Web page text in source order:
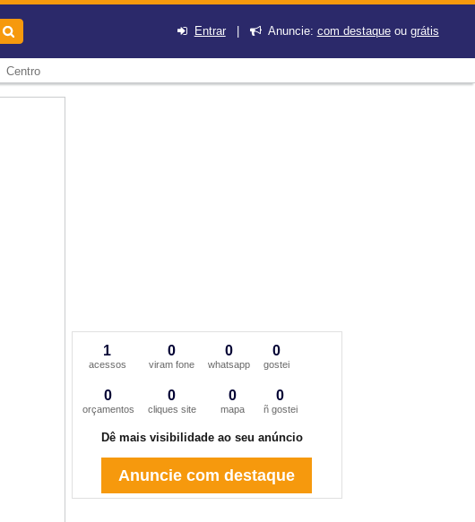
Entrar| Anuncie: com destaqueou grátis
Centro
1
acessos
0
viram fone
0
whatsapp
0
gostei
0
orçamentos
0
cliques site
0
mapa
0
ñ gostei
Dê mais visibilidade ao seu anúncio
Anuncie com destaque